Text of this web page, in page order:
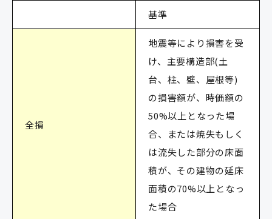
基準
全損
地震等により損害を受
け、主要構造部(土
台、柱、壁、屋根等)
の損害額が、時価額の
50%以上となった場
合、または焼失もしく
は流失した部分の床面
積が、その建物の延床
面積の70%以上となっ
た場合